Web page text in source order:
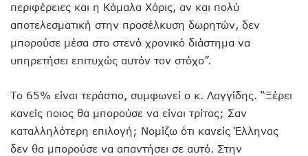
περιφέρειες και η Κάμαλα Χάρις, αν και πολύ
αποτελεσματική στην προσέλκυση δωρητών, δεν
μπορούσε μέσα στο στενό χρονικό διάστημα να
υπηρετήσει επιτυχώς αυτόν τον στόχο”.
Το 65% είναι τεράστιο, συμφωνεί ο κ. Λαγγίδης. “Ξέρει
κανείς ποιος θα μπορούσε να είναι τρίτος; Σαν
καταλληλότερη επιλογή; Νομίζω ότι κανείς Έλληνας
δεν θα μπορούσε να απαντήσει σε αυτό. Στην